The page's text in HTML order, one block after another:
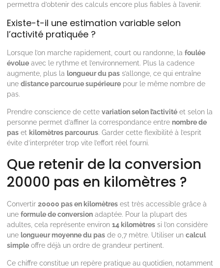
permettra d’obtenir des calculs encore plus fiables à l’avenir.
Existe-t-il une estimation variable selon
l’activité pratiquée ?
Lorsque l’on marche rapidement, court ou randonne, la foulée
évolue avec le rythme et l’environnement. Plus la cadence
augmente, plus la longueur du pas s’allonge, ce qui entraîne
une distance parcourue supérieure pour le même nombre de
pas.
Prendre conscience de cette variation selon l’activité et selon la
personne permet d’affiner la correspondance entre nombre de
pas et kilomètres parcourus. Garder cette flexibilité à l’esprit
évite d’interpréter trop vite l’effort réel fourni.
Que retenir de la conversion
20000 pas en kilomètres ?
Convertir 20000 pas en kilomètres est très accessible grâce à
une formule de conversion adaptée. Pour la plupart des
adultes, cela représente environ 14 kilomètres si l’on considère
une longueur moyenne du pas de 0,7 mètre. Utiliser un calcul
simple offre déjà un ordre de grandeur pertinent.
Ce chiffre constitue un repère pratique au quotidien, notamment